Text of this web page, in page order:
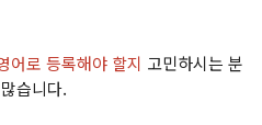
어로 등록해야 할지 고민하시는 분
습니다.